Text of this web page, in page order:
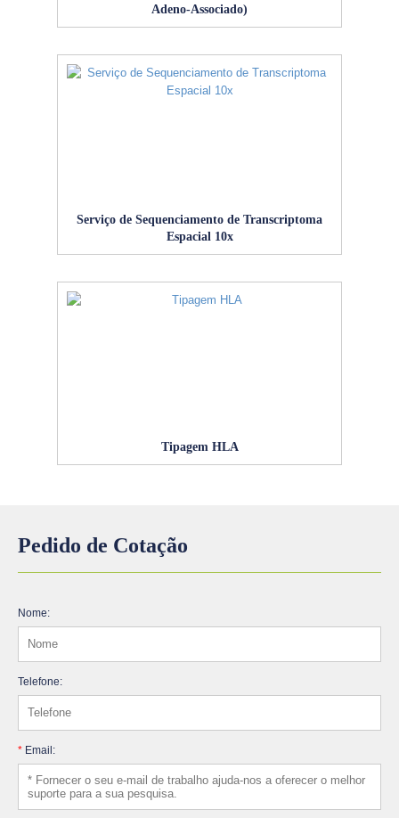
Adeno-Associado)
Serviço de Sequenciamento de Transcriptoma
Espacial 10x
Tipagem HLA
Pedido de Cotação
Nome:
Telefone:
* Email: